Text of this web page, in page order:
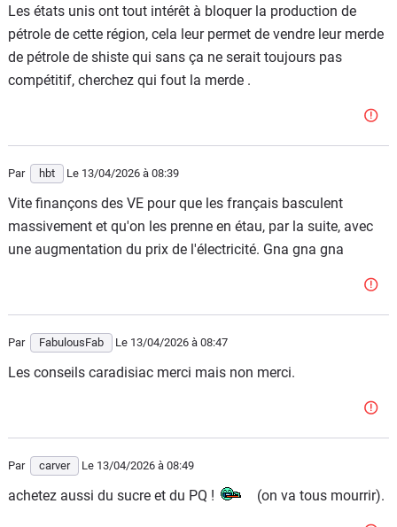
Marques
Les états unis ont tout intérêt à bloquer la production de
pétrole de cette région, cela leur permet de vendre leur merde
de pétrole de shiste qui sans ça ne serait toujours pas
compétitif, cherchez qui fout la merde .
Par hbt Le 13/04/2026 à 08:39
Vite finançons des VE pour que les français basculent
massivement et qu'on les prenne en étau, par la suite, avec
une augmentation du prix de l'électricité. Gna gna gna
Par FabulousFab Le 13/04/2026 à 08:47
Les conseils caradisiac merci mais non merci.
Par carver Le 13/04/2026 à 08:49
achetez aussi du sucre et du PQ ! (on va tous mourrir).